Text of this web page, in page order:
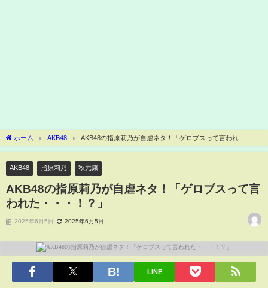
ホーム AKB48
AKB48の指原莉乃が自虐ネタ！「ゲロブスって言われ
た・・・！？」
AKB48 指原莉乃 秋元康
AKB48の指原莉乃が自虐ネタ！「ゲロブスって言
われた・・・！？」
2025年6月5日 2025年6月5日
LINE